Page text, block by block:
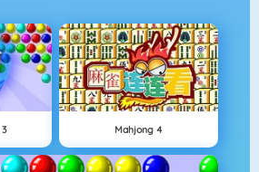
Mahjong 4